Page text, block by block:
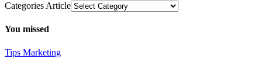
Categories Article
You missed
Tips Marketing